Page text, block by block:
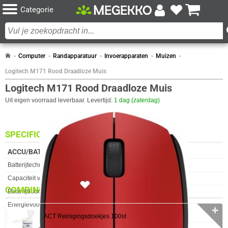
Categorie
Computer Randapparatuur Invoerapparaten Muizen
Logitech M171 Rood Draadloze Muis
Logitech M171 Rood Draadloze Muis
Uit eigen voorraad leverbaar. Levertijd: 1 dag (zaterdag)
SPECIFICATIES
ACCU/BATTERIJ
Eigenschap Waarde
Batterijtechnologie
Capaciteit van de accu/batterij
2000 mAh
Batterijduur
Energievoorziening
Batterijen
DESIGN
COMBINEER
ACT Reinigingsdoekjes 100st
✛